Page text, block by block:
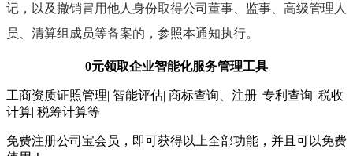
记，以及撤销冒用他人身份取得公司董事、监事、高级管理人
员、清算组成员等备案的，参照本通知执行。
0元领取企业智能化服务管理工具
工商资质证照管理| 智能评估| 商标查询、注册| 专利查询| 税收
计算| 税筹计算等
免费注册公司宝会员，即可获得以上全部功能，并且可以免费